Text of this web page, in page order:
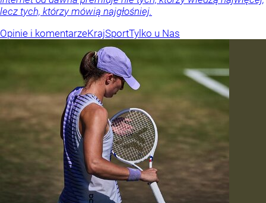
lecz tych, którzy mówią najgłośniej.
Opinie i komentarzeKrajSportTylko u Nas